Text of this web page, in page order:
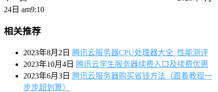
24日 am9:10
相关推荐
2023年8月2日 腾讯云服务器CPU处理器大全_性能测评
2023年10月4日 腾讯云学生服务器续费入口及续费优惠
2023年6月3日 腾讯云服务器购买省钱方法（跟着教程一
步步超划算）